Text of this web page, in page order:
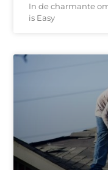
In de charmante
is Easy